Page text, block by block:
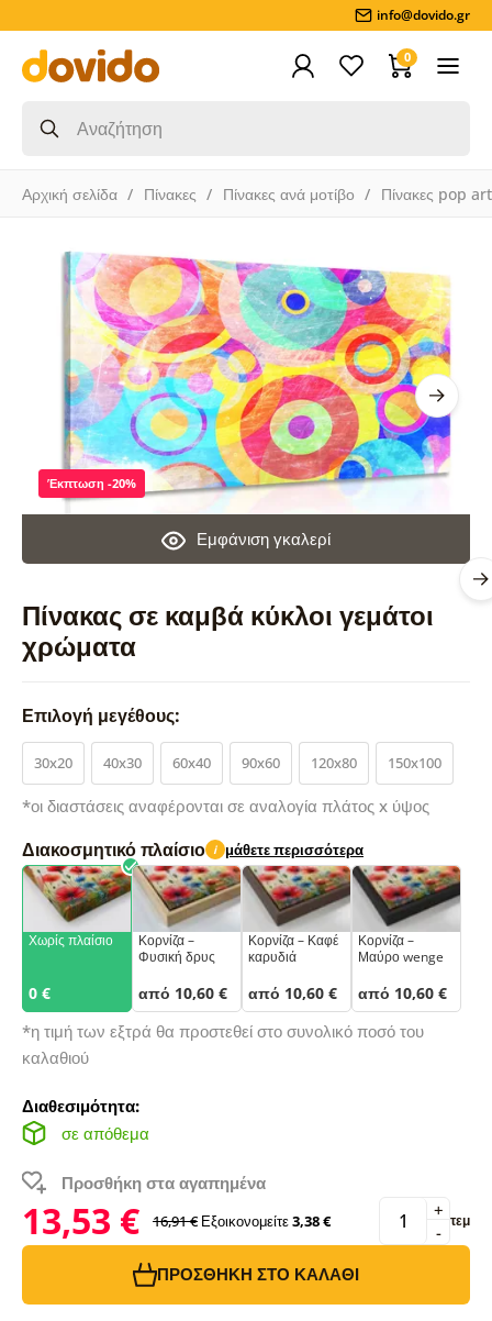
info@dovido.gr
0
Αρχική σελίδα Πίνακες Πίνακες ανά μοτίβο Πίνακες pop art
Πίνακας σε καμβά κύκλοι γεμάτοι
χρώματα
Εμφάνιση γκαλερί
Έκπτωση -20%
Επιλογή μεγέθους:
30x20 40x30 60x40 90x60 120x80 150x100
*οι διαστάσεις αναφέρονται σε αναλογία πλάτος x ύψος
Διακοσμητικό πλαίσιο i μάθετε περισσότερα
Χωρίς πλαίσιο
0 €
Κορνίζα –
Φυσική δρυς
από 10,60 €
Κορνίζα – Καφέ
καρυδιά
από 10,60 €
Κορνίζα –
Μαύρο wenge
από 10,60 €
*η τιμή των εξτρά θα προστεθεί στο συνολικό ποσό του
καλαθιού
Διαθεσιμότητα:
σε απόθεμα
Προσθήκη στα αγαπημένα
13,53 € 16,91 € Εξοικονομείτε3,38 € -
+ τεμ
ΠΡΟΣΘΉΚΗ ΣΤΟ ΚΑΛΆΘΙ